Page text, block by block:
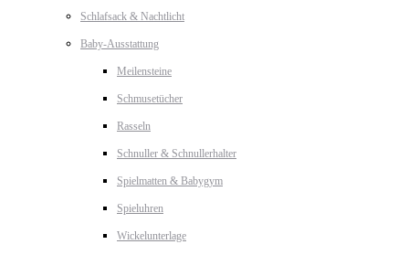
Schlafsack & Nachtlicht
Baby-Ausstattung
Meilensteine
Schmusetücher
Rasseln
Schnuller & Schnullerhalter
Spielmatten & Babygym
Spieluhren
Wickelunterlage